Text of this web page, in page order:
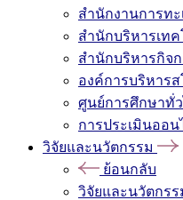
สำนักงานการทะ
สำนักบริหารเท
สำนักบริหารกิจ
องค์การบริหาร
ศูนย์การศึกษาทั่ว
การประเมินออน
วิจัยและนวัตกรรม
ย้อนกลับ
วิจัยและนวัตกรร